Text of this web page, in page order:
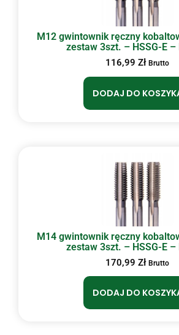
M12 gwintownik ręczny
zestaw 3szt. – HSSG-E –
116,99 Zł Brutto
DODAJ DO
M14 gwintownik ręczny
zestaw 3szt. – HSSG-E –
170,99 Zł Brutto
DODAJ DO